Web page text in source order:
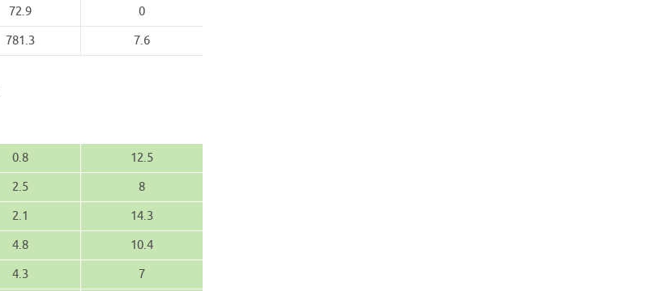
72.9
0
781.3 7.6
0.8
12.5
2.5
8
2.1
14.3
4.8
10.4
4.3 7